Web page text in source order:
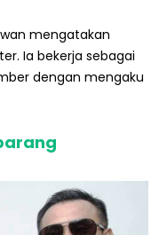
mengatakan
Ia bekerja sebagai
dengan mengaku